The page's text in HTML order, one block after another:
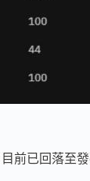
前已回落至